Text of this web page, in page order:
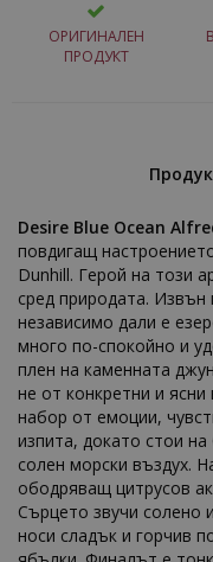
ОРИГИНАЛЕН
ПРОДУКТ
Desire Blue Ocean
повдигащ
Dunhill. Герой на този
сред природата.
независимо дали е
много по-спокойно и
плен на каменната
не от конкретни и
набор от емоции,
изпита, докато стои
солен морски въздух.
ободряващ цитрусов
Сърцето звучи солено
носи сладък и горчив